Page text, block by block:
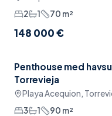
2
1 70 m²
148 000 €
Reserverad
Penthouse med
Torrevieja
Playa Acequion,
3
1 90 m²